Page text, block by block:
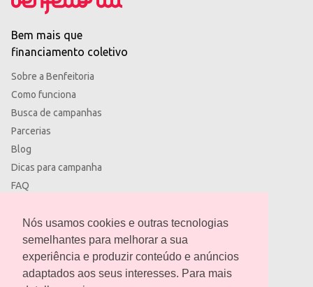
Nós usamos cookies e outras tecnologias
semelhantes para melhorar a sua
experiência e produzir conteúdo e anúncios
adaptados aos seus interesses. Para mais
Bem mais que
financiamento coletivo
Sobre a Benfeitoria
Como funciona
Busca de campanhas
Parcerias
Blog
Dicas para campanha
FAQ
Política de privacidade